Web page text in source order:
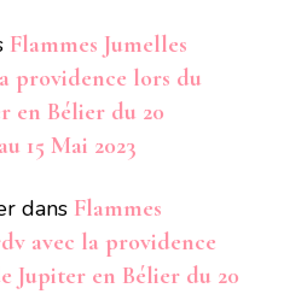
Flammes Jumelles
providence lors du
en Bélier du 20
15 Mai 2023
dans Flammes
avec la providence
Jupiter en Bélier du 20